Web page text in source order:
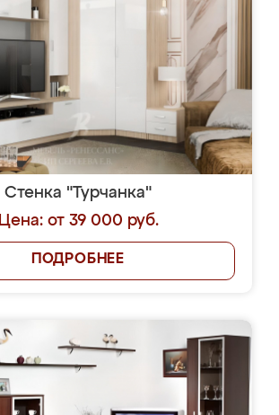
Стенка "Турчанка"
Цена: от 39 000 руб.
ПОДРОБНЕЕ